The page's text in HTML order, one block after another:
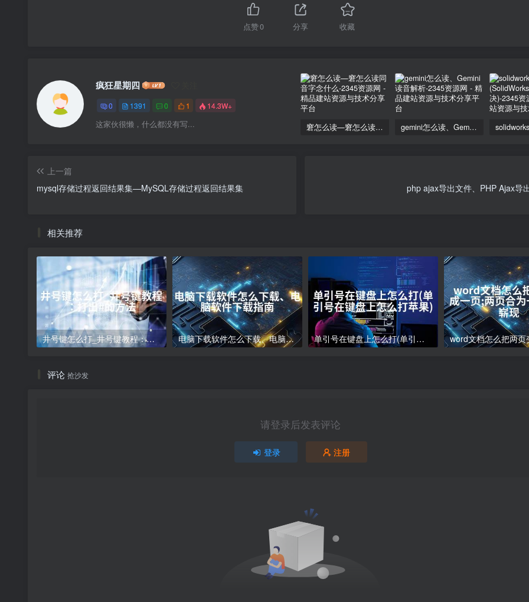
点赞0 分享 收藏
疯狂星期四
0 1391 0 1 14.3W+
这家伙很懒，什么都没有写... 窘怎么读—窘怎么读同音字念什么 gemini怎么读、Gemini读音解析
上一篇
mysql存储过程返回结果集—MySQL存储过程返回结果集
php ajax导出文件、PHP Ajax导
相关推荐
井号键怎么打_井号键教程：打出#的方法 电脑下载软件怎么下载、电脑软件下载指南 单引号在键盘上怎么打(单引号在键盘上怎么打苹果)
评论 抢沙发
请登录后发表评论
登录 注册